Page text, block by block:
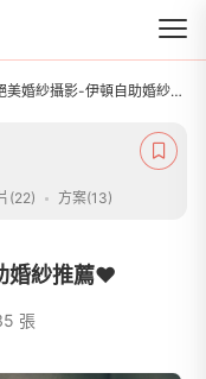
❤絕美婚紗攝影-伊頓自助婚紗推薦❤
(22) 方案(13)
婚紗推薦❤
張